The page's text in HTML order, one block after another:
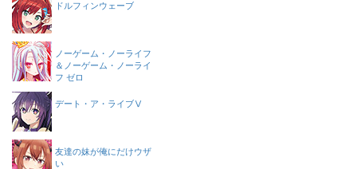
ドルフィンウェーブ
ノーゲーム・ノーライフ
＆ノーゲーム・ノーライ
フ ゼロ
デート・ア・ライブⅤ
友達の妹が俺にだけウザ
い